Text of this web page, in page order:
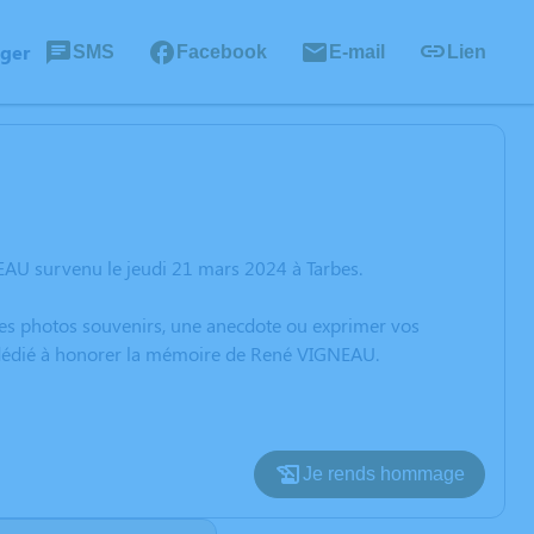
SMS Facebook E-mail Lien
survenu le jeudi 21 mars 2024 à Tarbes.
photos souvenirs, une anecdote ou exprimer vos
à honorer la mémoire de René VIGNEAU.
Je rends hommage